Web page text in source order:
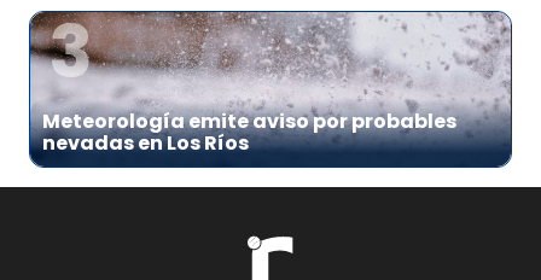
3
Meteorología emite aviso por probables
nevadas en Los Ríos